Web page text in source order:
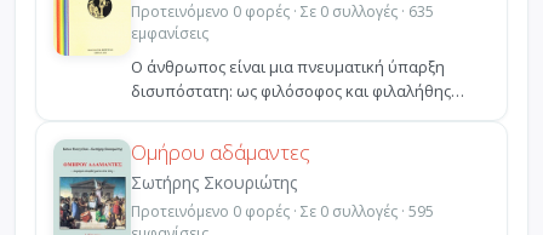
Προτεινόμενο 0 φορές · Σε 0 συλλογές · 635
εμφανίσεις
O άνθρωπος είναι μια πνευματική ύπαρξη
δισυπόστατη: ως φιλόσοφος και φιλαλήθης
(homo sapiens) έχει σ...
Ομήρου αδάμαντες
Σωτήρης Σκουριώτης
Προτεινόμενο 0 φορές · Σε 0 συλλογές · 595